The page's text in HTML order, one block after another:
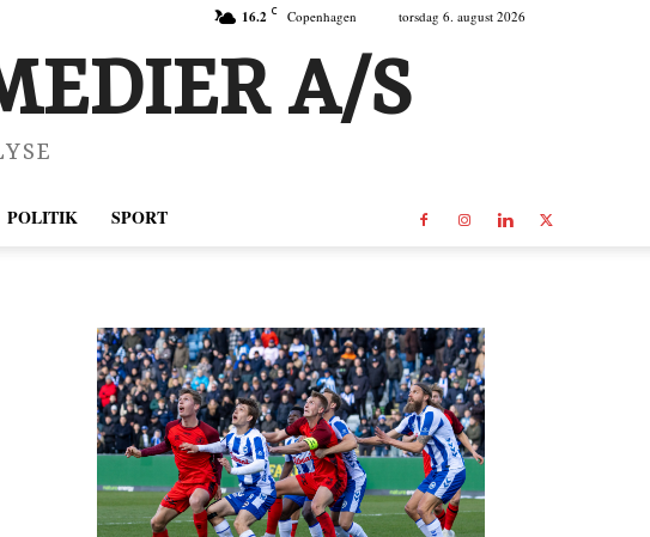
16.2 C Copenhagen torsdag 6. august 2026
A/S
POLITIK SPORT